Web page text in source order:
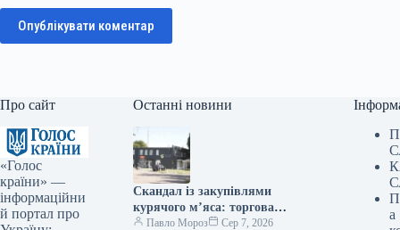
Опублікувати коментар
Про сайт
«Голос
країни» —
інформаційни
й портал про
Останні новини
Скандал із закупівлями
курячого м’яса: торгова
мережа “Делікат” продовжує
Павло Мороз
Сер 7, 2026
а